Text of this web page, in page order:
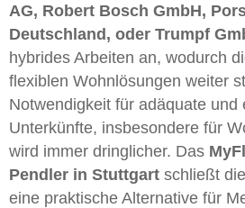
AG, Robert Bosch GmbH,
Deutschland, oder Trumpf
hybrides Arbeiten an, wodurch
flexiblen Wohnlösungen weiter
Notwendigkeit für adäquate und
Unterkünfte, insbesondere für
wird immer dringlicher. Das
Pendler in Stuttgart schließt
eine praktische Alternative für